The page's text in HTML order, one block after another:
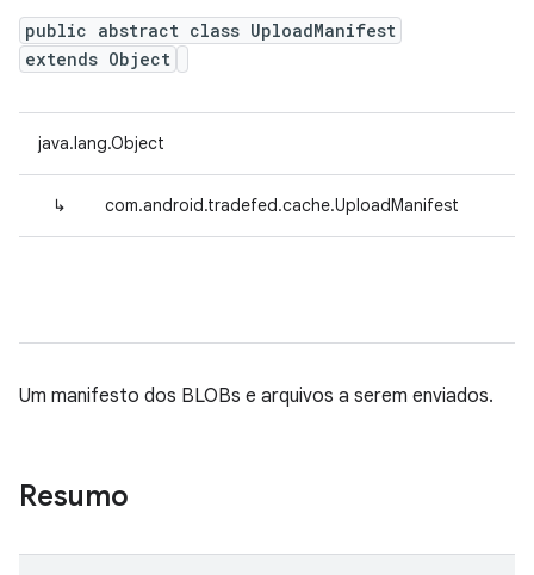
public abstract class UploadManifest
extends Object
java.lang.Object
↳ com.android.tradefed.cache.UploadManifest
Um manifesto dos BLOBs e arquivos a serem enviados.
Resumo